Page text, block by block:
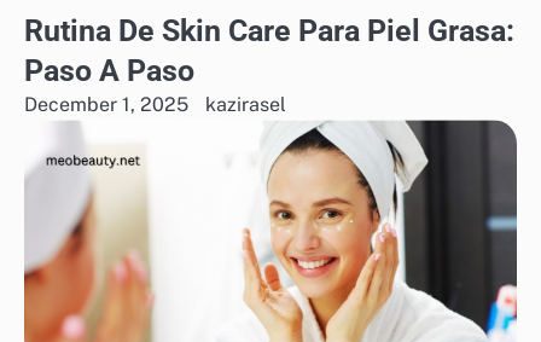
Rutina De Skin Care Para Piel Grasa:
Paso A Paso
December 1, 2025 kazirasel